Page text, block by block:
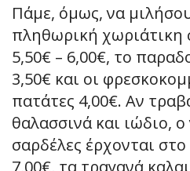
Πάμε, όμως, να
πληθωρική χωριάτικη
5,50€ – 6,00€, το
3,50€ και οι
πατάτες 4,00€. Αν
θαλασσινά και ιώδιο, ο
σαρδέλες έρχονται
7,00€, τα τραγανά